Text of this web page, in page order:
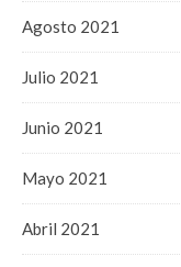
Agosto 2021
Julio 2021
Junio 2021
Mayo 2021
Abril 2021